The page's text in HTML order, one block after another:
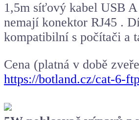
1,5m síťový kabel USB
nemají konektor RJ45 .
kompatibilní s počítači a
Cena (platná v době
https://botland.cz/cat-6-